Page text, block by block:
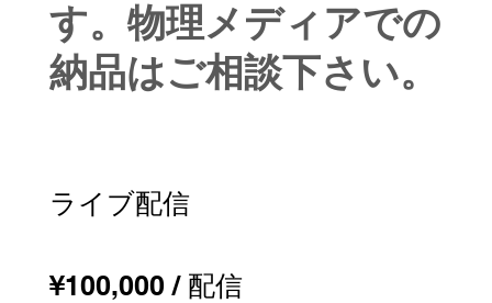
す。物理メディアでの
納品はご相談下さい。
ライブ配信
¥100,000​ / 配信